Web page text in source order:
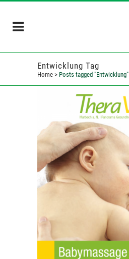
Entwicklung Tag
Home > Posts tagged "Entwicklung"